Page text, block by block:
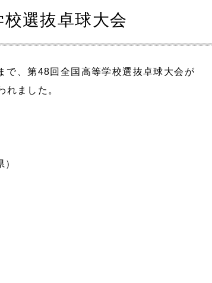
選抜卓球大会
で、第48回全国高等学校選抜卓球大会が
れました。